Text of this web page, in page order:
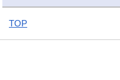
TOP